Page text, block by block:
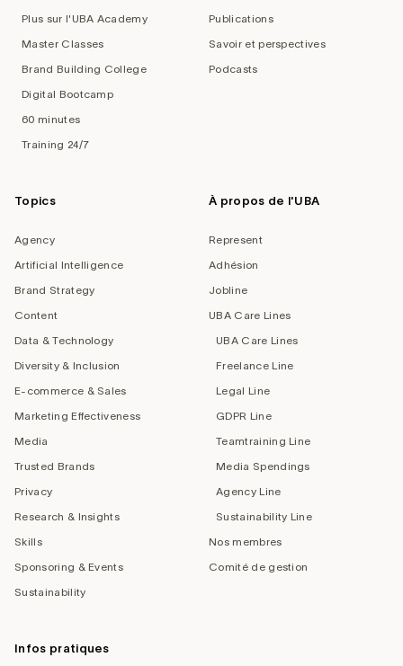
Plus sur l'UBA Academy
Master Classes
Brand Building College
Digital Bootcamp
60 minutes
Training 24/7
Publications
Savoir et perspectives
Podcasts
Topics
Agency
Artificial Intelligence
Brand Strategy
Content
Data & Technology
Diversity & Inclusion
E-commerce & Sales
Marketing Effectiveness
Media
Trusted Brands
Privacy
Research & Insights
Skills
Sponsoring & Events
Sustainability
À propos de l'UBA
Represent
Adhésion
Jobline
UBA Care Lines
UBA Care Lines
Freelance Line
Legal Line
GDPR Line
Teamtraining Line
Media Spendings
Agency Line
Sustainability Line
Nos membres
Comité de gestion
Infos pratiques